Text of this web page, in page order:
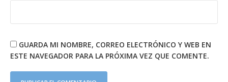
GUARDA MI NOMBRE, CORREO ELECTRÓNICO Y WEB EN
ESTE NAVEGADOR PARA LA PRÓXIMA VEZ QUE COMENTE.